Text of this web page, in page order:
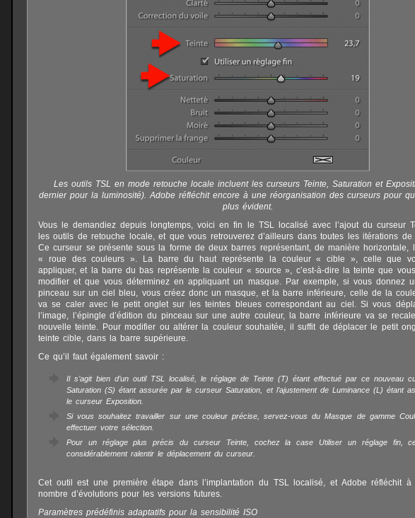
Les outils TSL en mode retouche locale incluent les curseurs Teinte, Saturation et
dernier pour la luminosité). Adobe réfléchit encore à une réorganisation des curseurs pour
plus évident.
Vous le demandiez depuis longtemps, voici en fin le TSL localisé avec l’ajout du curseur
les outils de retouche locale, et que vous retrouverez d’ailleurs dans toutes les itérations de
Ce curseur se présente sous la forme de deux barres représentant, de manière horizontale,
« roue des couleurs ». La barre du haut représente la couleur « cible », celle que
appliquer, et la barre du bas représente la couleur « source », c’est-à-dire la teinte que
modifier et que vous déterminez en appliquant un masque. Par exemple, si vous donnez
pinceau sur un ciel bleu, vous créez donc un masque, et la barre inférieure, celle de la
va se caler avec le petit onglet sur les teintes bleues correspondant au ciel. Si vous
l’image, l’épingle d’édition du pinceau sur une autre couleur, la barre inférieure va se
nouvelle teinte. Pour modifier ou altérer la couleur souhaitée, il suffit de déplacer le petit
teinte cible, dans la barre supérieure.
Ce qu’il faut également savoir :
Il s’agit bien d’un outil TSL localisé, le réglage de Teinte (T) étant effectué par ce nouveau
Saturation (S) étant assurée par le curseur Saturation, et l’ajustement de Luminance (L) étant
le curseur Exposition.
Si vous souhaitez travailler sur une couleur précise, servez-vous du Masque de gamme
effectuer votre sélection.
Pour un réglage plus précis du curseur Teinte, cochez la case Utiliser un réglage fin,
considérablement ralentir le déplacement du curseur.
Cet outil est une première étape dans l’implantation du TSL localisé, et Adobe réfléchit à
nombre d’évolutions pour les versions futures.
Paramètres prédéfinis adaptatifs pour la sensibilité ISO